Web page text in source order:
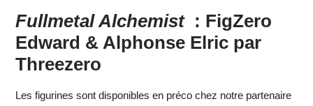
Fullmetal Alchemist: FigZero
Edward & Alphonse Elric par
Threezero
Les figurines sont disponibles en préco chez notre partenaire